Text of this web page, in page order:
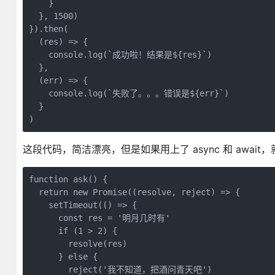
    }
  }, 1500)
}).then(
  (res) => {
    console.log(`成功啦！结果是${res}`)
  },
  (err) => {
    console.log(`失败了。。。错误是${err}`)
  }
)
这段代码，简洁漂亮，但是如果用上了 async 和 await，
function ask() {
  return new Promise((resolve, reject) => {
    setTimeout(() => {
      const res = '明月几时有'
      if (1 > 2) {
        resolve(res)
      } else {
        reject('我不知道，把酒问青天吧')